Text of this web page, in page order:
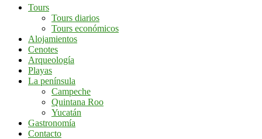
Mochileros
Yucatán
Yucatán
Tours
Tours diarios
Tours económicos
Alojamientos
Cenotes
Arqueología
Playas
La península
Campeche
Quintana Roo
Yucatán
Gastronomía
Contacto